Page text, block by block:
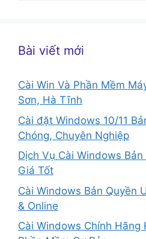
Bài viết mới
Cài Win Và Phần Mềm
Sơn, Hà Tĩnh
Cài đặt Windows 10/11
Chóng, Chuyên Nghiệp
Dịch Vụ Cài Windows
Giá Tốt
Cài Windows Bản Quyền
& Online
Cài Windows Chính Hãng